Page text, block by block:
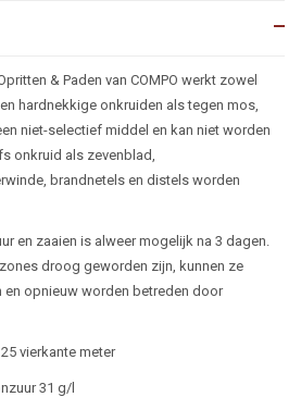
& Paden van COMPO werkt zowel
hardnekkige onkruiden als tegen mos,
niet-selectief middel en kan niet worden
onkruid als zevenblad,
brandnetels en distels worden
en zaaien is alweer mogelijk na 3 dagen.
droog geworden zijn, kunnen ze
opnieuw worden betreden door
vierkante meter
31 g/l